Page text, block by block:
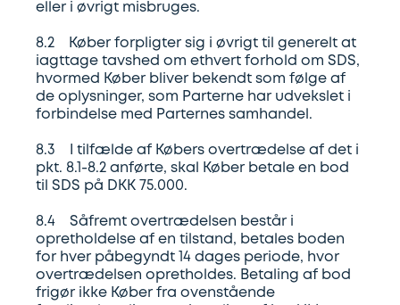
eller i øvrigt misbruges.
8.2 Køber forpligter sig i øvrigt til generelt at
iagttage tavshed om ethvert forhold om SDS,
hvormed Køber bliver bekendt som følge af
de oplysninger, som Parterne har udvekslet i
forbindelse med Parternes samhandel.
8.3 I tilfælde af Købers overtrædelse af det i
pkt. 8.1-8.2 anførte, skal Køber betale en bod
til SDS på DKK 75.000.
8.4 Såfremt overtrædelsen består i
opretholdelse af en tilstand, betales boden
for hver påbegyndt 14 dages periode, hvor
overtrædelsen opretholdes. Betaling af bod
frigør ikke Køber fra ovenstående